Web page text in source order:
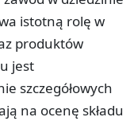
istotną rolę w
produktów
jest
szczegółowych
na ocenę składu